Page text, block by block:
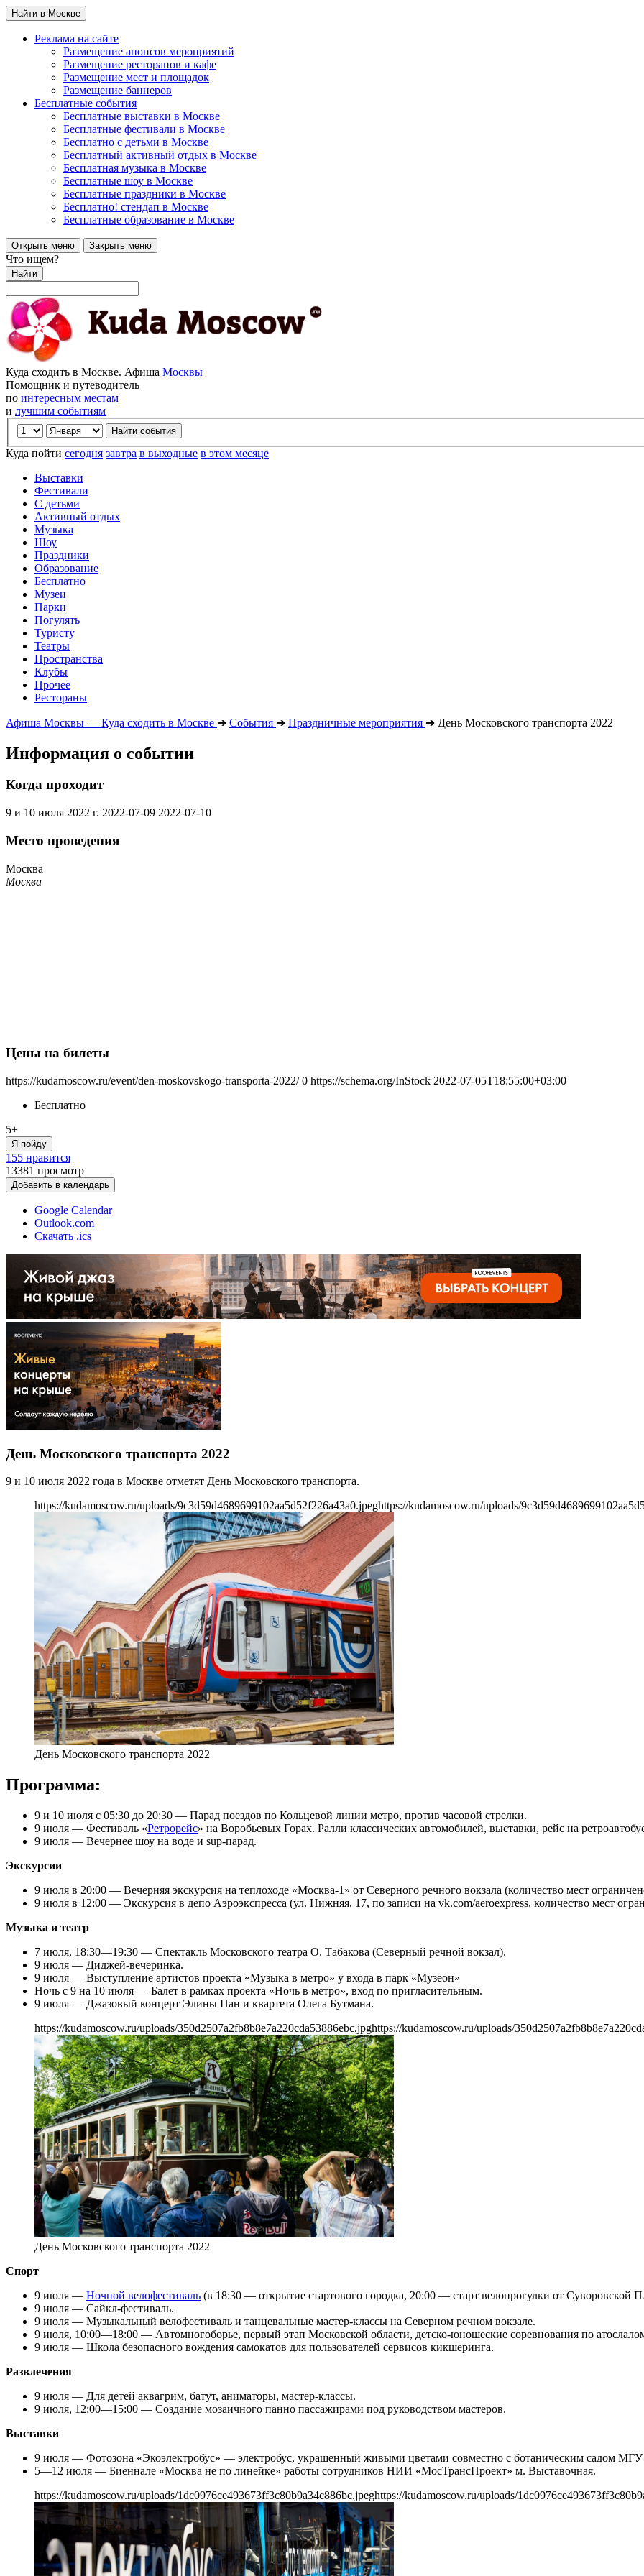
Найти в Москве
Реклама на сайте
Размещение анонсов мероприятий
Размещение ресторанов и кафе
Размещение мест и площадок
Размещение баннеров
Бесплатные события
Бесплатные выставки в Москве
Бесплатные фестивали в Москве
Бесплатно с детьми в Москве
Бесплатный активный отдых в Москве
Бесплатная музыка в Москве
Бесплатные шоу в Москве
Бесплатные праздники в Москве
Бесплатно! стендап в Москве
Бесплатные образование в Москве
Открыть меню Закрыть меню
Что ищем?
Найти
Куда сходить в Москве. Афиша Москвы
Помощник и путеводитель
по интересным местам
и лучшим событиям
Куда пойти сегодня завтра в выходные в этом месяце
Выставки
Фестивали
С детьми
Активный отдых
Музыка
Шоу
Праздники
Образование
Бесплатно
Музеи
Парки
Погулять
Туристу
Театры
Пространства
Клубы
Прочее
Рестораны
Афиша Москвы — Куда сходить в Москве ➔ События ➔ Праздничные мероприятия ➔ День Московского транспорта 2022
Информация о событии
Когда проходит
9 и 10 июля 2022 г. 2022-07-09 2022-07-10
Место проведения
Москва
Москва
Цены на билеты
https://kudamoscow.ru/event/den-moskovskogo-transporta-2022/ 0 https://schema.org/InStock 2022-07-05T18:55:00+03:00
Бесплатно
5+
Я пойду
155 нравится
13381 просмотр
Добавить в календарь
Google Calendar
Outlook.com
Скачать .ics
День Московского транспорта 2022
9 и 10 июля 2022 года в Москве отметят День Московского транспорта.
https://kudamoscow.ru/uploads/9c3d59d4689699102aa5d52f226a43a0.jpeghttps://kudamoscow.ru/uploads/
День Московского транспорта 2022
Программа:
9 и 10 июля с 05:30 до 20:30 — Парад поездов по Кольцевой линии метро, против часовой стрелки.
9 июля — Фестиваль «Ретрорейс» на Воробьевых Горах. Ралли классических автомобилей, выставки, рейс на
9 июля — Вечернее шоу на воде и sup-парад.
Экскурсии
9 июля в 20:00 — Вечерняя экскурсия на теплоходе «Москва-1» от Северного речного вокзала (количество мест
9 июля в 12:00 — Экскурсия в депо Аэроэкспресса (ул. Нижняя, 17, по записи на vk.com/aeroexpress, количество мест
Музыка и театр
7 июля, 18:30—19:30 — Спектакль Московского театра О. Табакова (Северный речной вокзал).
9 июля — Диджей-вечеринка.
9 июля — Выступление артистов проекта «Музыка в метро» у входа в парк «Музеон»
Ночь с 9 на 10 июля — Балет в рамках проекта «Ночь в метро», вход по пригласительным.
9 июля — Джазовый концерт Элины Пан и квартета Олега Бутмана.
https://kudamoscow.ru/uploads/350d2507a2fb8b8e7a220cda53886ebc.jpghttps://kudamoscow.ru/uploads/
День Московского транспорта 2022
Спорт
9 июля — Ночной велофестиваль (в 18:30 — открытие стартового городка, 20:00 — старт велопрогулки от Суворовской
9 июля — Сайкл-фестиваль.
9 июля — Музыкальный велофестиваль и танцевальные мастер-классы на Северном речном вокзале.
9 июля, 10:00—18:00 — Автомногоборье, первый этап Московской области, детско-юношеские соревнования по
9 июля — Школа безопасного вождения самокатов для пользователей сервисов кикшеринга.
Развлечения
9 июля — Для детей аквагрим, батут, аниматоры, мастер-классы.
9 июля, 12:00—15:00 — Создание мозаичного панно пассажирами под руководством мастеров.
Выставки
9 июля — Фотозона «Экоэлектробус» — электробус, украшенный живыми цветами совместно с ботаническим садом МГУ
5—12 июля — Биеннале «Москва не по линейке» работы сотрудников НИИ «МосТрансПроект» м. Выставочная.
https://kudamoscow.ru/uploads/1dc0976ce493673ff3c80b9a34c886bc.jpeghttps://kudamoscow.ru/uploads/